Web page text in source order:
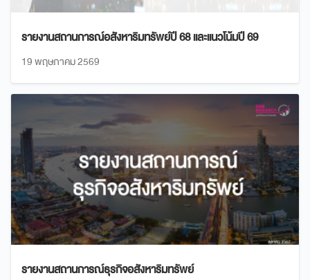
รายงานสถานการณ์อสังหาริมทรัพย์ปี 68 และแนวโน้มปี 69
19 พฤษภาคม 2569
รายงานสถานการณ์ธุรกิจอสังหาริมทรัพย์